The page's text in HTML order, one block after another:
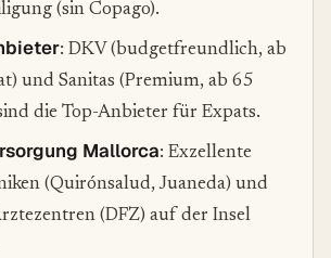
(sin Copago).
: DKV (budgetfreundlich, ab
und Sanitas (Premium, ab 65
die Top-Anbieter für Expats.
Mallorca: Exzellente
(Quirónsalud, Juaneda) und
(DFZ) auf der Insel